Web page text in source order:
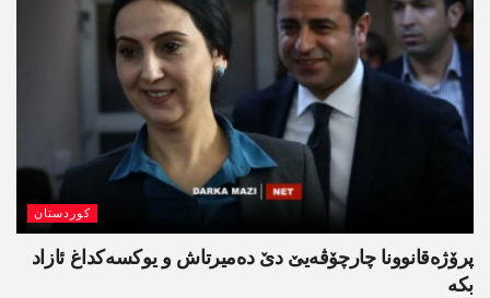
کوردستان
پرۆژەقانوونا چارچۆڤەیێ دێ دەمیرتاش و یوکسەکداغ ئازاد
بکە